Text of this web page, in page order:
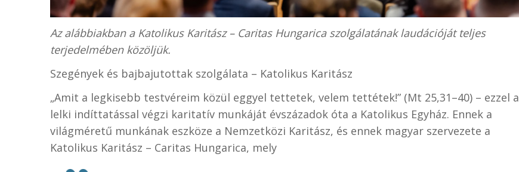
Az alábbiakban a Katolikus Karitász – Caritas Hungarica szolgálatának laudációját teljes
terjedelmében közöljük.
Szegények és bajbajutottak szolgálata – Katolikus Karitász
„Amit a legkisebb testvéreim közül eggyel tettetek, velem tettétek!” (Mt 25,31–40) – ezzel a
lelki indíttatással végzi karitatív munkáját évszázadok óta a Katolikus Egyház. Ennek a
világméretű munkának eszköze a Nemzetközi Karitász, és ennek magyar szervezete a
Katolikus Karitász – Caritas Hungarica, mely